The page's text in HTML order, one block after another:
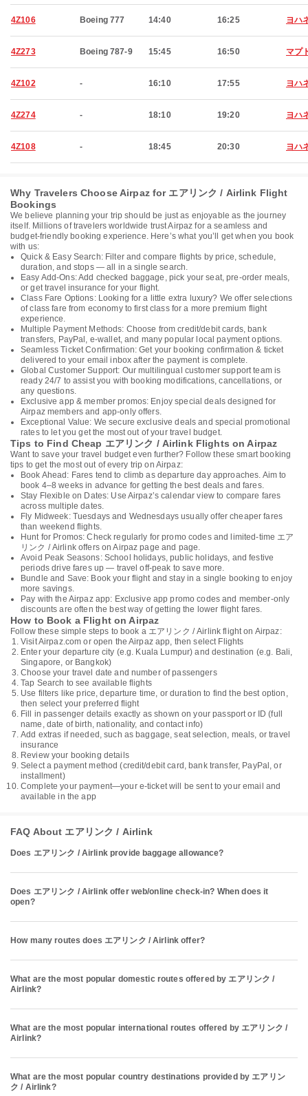
4Z106 Boeing 777 14:40 16:25 ヨハ
4Z273 Boeing 787-9 15:45 16:50 マプ
4Z102 - 16:10 17:55 ヨハ
4Z274 - 18:10 19:20 ヨハ
4Z108 - 18:45 20:30 ヨハ
Why Travelers Choose Airpaz for エアリンク / Airlink Flight
Bookings
We believe planning your trip should be just as enjoyable as the journey
itself. Millions of travelers worldwide trust Airpaz for a seamless and
budget-friendly booking experience. Here’s what you’ll get when you book
with us:
Quick & Easy Search: Filter and compare flights by price, schedule,
duration, and stops — all in a single search.
Easy Add-Ons: Add checked baggage, pick your seat, pre-order meals,
or get travel insurance for your flight.
Class Fare Options: Looking for a little extra luxury? We offer selections
of class fare from economy to first class for a more premium flight
experience.
Multiple Payment Methods: Choose from credit/debit cards, bank
transfers, PayPal, e-wallet, and many popular local payment options.
Seamless Ticket Confirmation: Get your booking confirmation & ticket
delivered to your email inbox after the payment is complete.
Global Customer Support: Our multilingual customer support team is
ready 24/7 to assist you with booking modifications, cancellations, or
any questions.
Exclusive app & member promos: Enjoy special deals designed for
Airpaz members and app-only offers.
Exceptional Value: We secure exclusive deals and special promotional
rates to let you get the most out of your travel budget.
Tips to Find Cheap エアリンク / Airlink Flights on Airpaz
Want to save your travel budget even further? Follow these smart booking
tips to get the most out of every trip on Airpaz:
Book Ahead: Fares tend to climb as departure day approaches. Aim to
book 4–8 weeks in advance for getting the best deals and fares.
Stay Flexible on Dates: Use Airpaz’s calendar view to compare fares
across multiple dates.
Fly Midweek: Tuesdays and Wednesdays usually offer cheaper fares
than weekend flights.
Hunt for Promos: Check regularly for promo codes and limited-time エア
リンク / Airlink offers on Airpaz page and page.
Avoid Peak Seasons: School holidays, public holidays, and festive
periods drive fares up — travel off-peak to save more.
Bundle and Save: Book your flight and stay in a single booking to enjoy
more savings.
Pay with the Airpaz app: Exclusive app promo codes and member-only
discounts are often the best way of getting the lower flight fares.
How to Book a Flight on Airpaz
Follow these simple steps to book a エアリンク / Airlink flight on Airpaz:
Visit Airpaz.com or open the Airpaz app, then select Flights
Enter your departure city (e.g. Kuala Lumpur) and destination (e.g. Bali,
Singapore, or Bangkok)
Choose your travel date and number of passengers
Tap Search to see available flights
Use filters like price, departure time, or duration to find the best option,
then select your preferred flight
Fill in passenger details exactly as shown on your passport or ID (full
name, date of birth, nationality, and contact info)
Add extras if needed, such as baggage, seat selection, meals, or travel
insurance
Review your booking details
Select a payment method (credit/debit card, bank transfer, PayPal, or
installment)
Complete your payment—your e-ticket will be sent to your email and
available in the app
FAQ About エアリンク / Airlink
Does エアリンク / Airlink provide baggage allowance?
Does エアリンク / Airlink offer web/online check-in? When does it
open?
How many routes does エアリンク / Airlink offer?
What are the most popular domestic routes offered by エアリンク /
Airlink?
What are the most popular international routes offered by エアリンク /
Airlink?
What are the most popular country destinations provided by エアリン
ク / Airlink?